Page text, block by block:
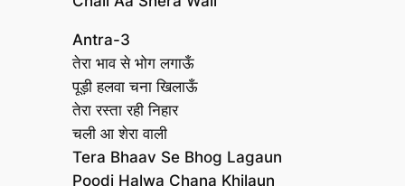
Antra-3
तेरा भाव से भोग लगाऊँ
पूड़ी हलवा चना खिलाऊँ
तेरा रस्ता रही निहार
चली आ शेरा वाली
Tera Bhaav Se Bhog Lagaun
Poodi Halwa Chana Khilaun